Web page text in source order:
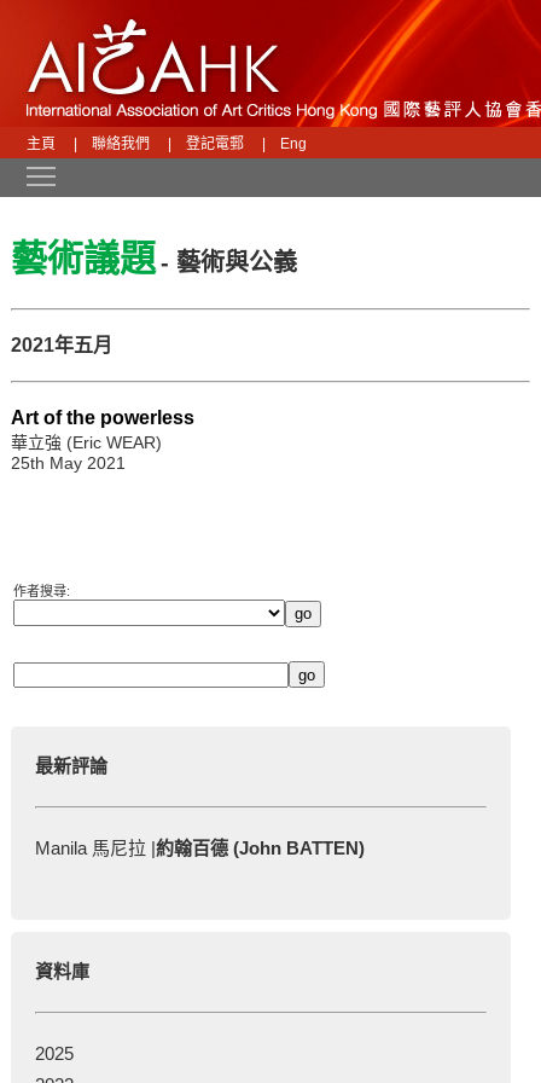
主頁 聯絡我們 登記電郵 Eng
藝術議題- 藝術與公義
2021年五月
Art of the powerless
華立強 (Eric WEAR)
25th May 2021
作者搜尋:
最新評論
Manila 馬尼拉 |約翰百德 (John BATTEN)
資料庫
2025